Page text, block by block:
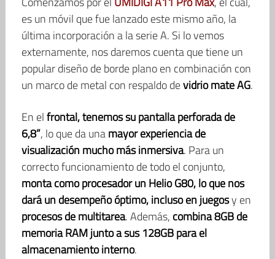
es un móvil que fue lanzado este mismo año, la
última incorporación a la serie A. Si lo vemos
externamente, nos daremos cuenta que tiene un
popular diseño de borde plano en combinación con
un marco de metal con respaldo devidrio mate AG.
En elfrontal, tenemos su pantalla perforada de
6,8”, lo que da unamayor experiencia de
visualización mucho más inmersiva. Para un
correcto funcionamiento de todo el conjunto,
monta como procesador un Helio G80, lo que nos
dará un desempeño óptimo, incluso en juegosy en
procesos de multitarea. Además, combina 8GB de
memoria RAM junto a sus 128GB para el
almacenamiento interno.